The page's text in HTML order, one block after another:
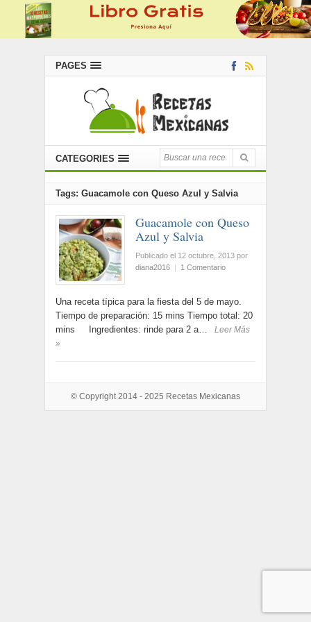
PAGES
CATEGORIES
Tags: Guacamole con Queso Azul y Salvia
Guacamole con Queso
Azul y Salvia
Publicado el 12 octubre, 2013 por
diana2016 | 1 Comentario
Una receta típica para la fiesta del 5 de mayo.
Tiempo de preparación: 15 mins Tiempo total: 20
mins Ingredientes: rinde para 2 a…
Leer Más
»
© Copyright 2014 - 2025 Recetas Mexicanas